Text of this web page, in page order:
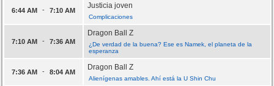
6:44 AM - 7:10 AM
Justicia joven
Complicaciones
7:10 AM - 7:36 AM
Dragon Ball Z
¿De verdad de la buena? Ese es Namek, el planeta de la
esperanza
7:36 AM - 8:04 AM
Dragon Ball Z
Alienígenas amables. Ahí está la U Shin Chu